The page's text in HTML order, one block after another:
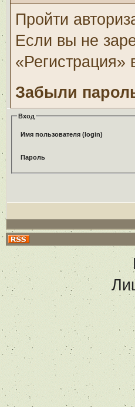
Пройти
Если вы не
Забыли
Вход
Имя пользователя (login)
Пароль